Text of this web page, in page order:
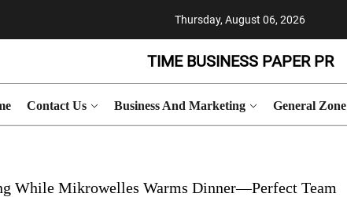
Thursday, August 06, 2026
TIME BUSINESS PAPER PR
Contact Us Business And Marketing General Zone
While Mikrowelles Warms Dinner—Perfect Team